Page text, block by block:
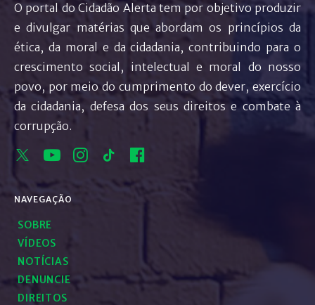
O portal do Cidadão Alerta tem por objetivo produzir
e divulgar matérias que abordam os princípios da
ética, da moral e da cidadania, contribuindo para o
crescimento social, intelectual e moral do nosso
povo, por meio do cumprimento do dever, exercício
da cidadania, defesa dos seus direitos e combate à
corrupção.
NAVEGAÇÃO
SOBRE
VÍDEOS
NOTÍCIAS
DENUNCIE
DIREITOS